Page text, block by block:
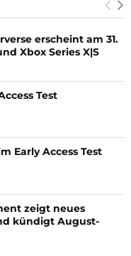
erscheint am 31.
Xbox Series X|S
Test
Early Access Test
zeigt neues
kündigt August-